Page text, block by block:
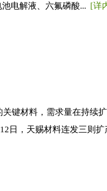
电解液、六氟磷酸... [详
键材料，需求量在持续
日，天赐材料连发三则扩